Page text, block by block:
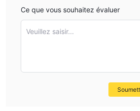
Ce que vous souhaitez évaluer
Veuillez saisir...